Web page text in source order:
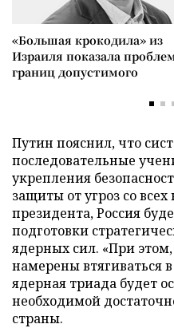
«Большая крокодила» из
Израиля показала
границ допустимого
Путин пояснил, что
последовательные
укрепления
защиты от угроз со
президента, Россия
подготовки
ядерных сил. «При
намерены втягиваться
ядерная триада будет
необходимой
страны.